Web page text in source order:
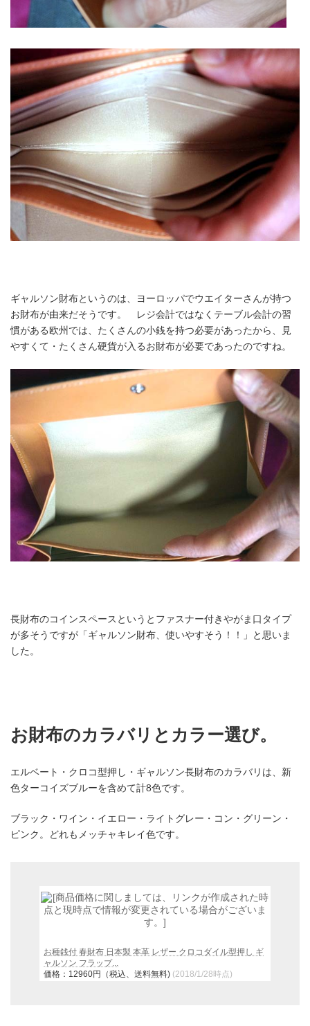
ギャルソン財布というのは、ヨーロッパでウエイターさんが持つ
お財布が由来だそうです。 レジ会計ではなくテーブル会計の習
慣がある欧州では、たくさんの小銭を持つ必要があったから、見
やすくて・たくさん硬貨が入るお財布が必要であったのですね。
長財布のコインスペースというとファスナー付きやがま口タイプ
が多そうですが「ギャルソン財布、使いやすそう！！」と思いま
した。
お財布のカラバリとカラー選び。
エルベート・クロコ型押し・ギャルソン長財布のカラバリは、新
色ターコイズブルーを含めて計8色です。
ブラック・ワイン・イエロー・ライトグレー・コン・グリーン・
ピンク。どれもメッチャキレイ色です。
お種銭付 春財布 日本製 本革 レザー クロコダイル型押し ギ
ャルソン フラップ...
価格：12960円（税込、送料無料) (2018/1/28時点)